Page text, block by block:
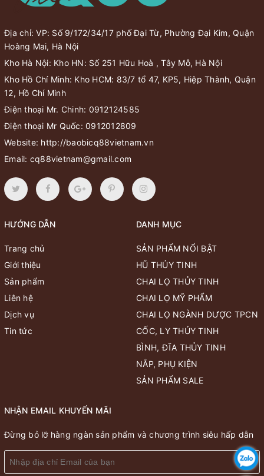
Địa chỉ: VP: Số 9/172/34/17 phố Đại Từ, Phường Đại Kim, Quận
Hoàng Mai, Hà Nội
Kho Hà Nội: Kho HN: Số 251 Hữu Hoà , Tây Mỗ, Hà Nội
Kho Hồ Chí Minh: Kho HCM: 83/7 tổ 47, KP5, Hiệp Thành, Quận
12, Hồ Chí Minh
Điện thoại Mr. Chinh: 0912124585
Điện thoại Mr Quốc: 0912012809
Website: http://baobicq88vietnam.vn
Email: cq88vietnam@gmail.com
HƯỚNG DẪN
Trang chủ
Giới thiệu
Sản phẩm
Liên hệ
Dịch vụ
Tin tức
DANH MỤC
SẢN PHẨM NỔI BẬT
HŨ THỦY TINH
CHAI LỌ THỦY TINH
CHAI LỌ MỸ PHẨM
CHAI LỌ NGÀNH DƯỢC TPCN
CỐC, LY THỦY TINH
BÌNH, ĐĨA THỦY TINH
NẮP, PHỤ KIỆN
SẢN PHẨM SALE
NHẬN EMAIL KHUYẾN MÃI
Đừng bỏ lỡ hàng ngàn sản phẩm và chương trình siêu hấp dẫn